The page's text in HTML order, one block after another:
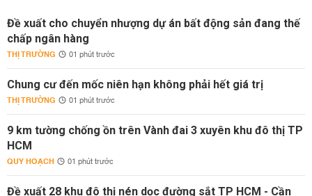
Đề xuất cho chuyển nhượng dự án bất động sản đang thế
chấp ngân hàng
THỊ TRƯỜNG 01 phút trước
Chung cư đến mốc niên hạn không phải hết giá trị
THỊ TRƯỜNG 01 phút trước
9 km tường chống ồn trên Vành đai 3 xuyên khu đô thị TP
HCM
QUY HOẠCH 01 phút trước
Đề xuất 28 khu đô thị nén dọc đường sắt TP HCM - Cần